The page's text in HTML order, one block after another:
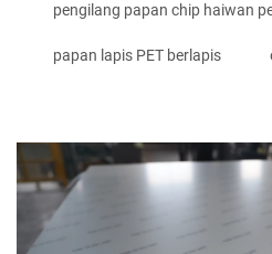
pengilang papan chip haiwan
papan lapis PET berlapis